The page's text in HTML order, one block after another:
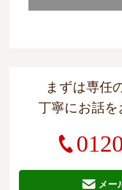
まずは専任
丁寧にお話
メー